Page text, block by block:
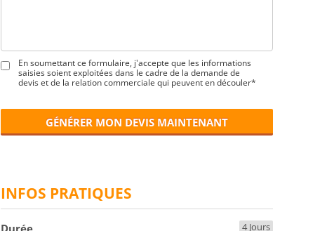
En soumettant ce formulaire, j'accepte que les informations
saisies soient exploitées dans le cadre de la demande de
devis et de la relation commerciale qui peuvent en découler*
GÉNÉRER MON DEVIS MAINTENANT
INFOS PRATIQUES
4 Jours